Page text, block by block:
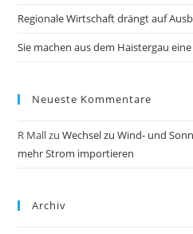
Regionale Wirtschaft drängt auf
Sie machen aus dem Haistergau
Neueste Kommentare
R MallzuWechsel zu Wind- und
mehr Strom importieren
Archiv